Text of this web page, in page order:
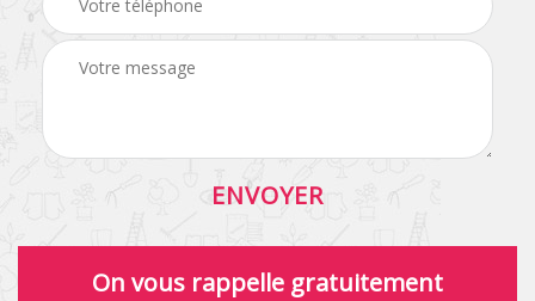
On vous rappelle gratuitement